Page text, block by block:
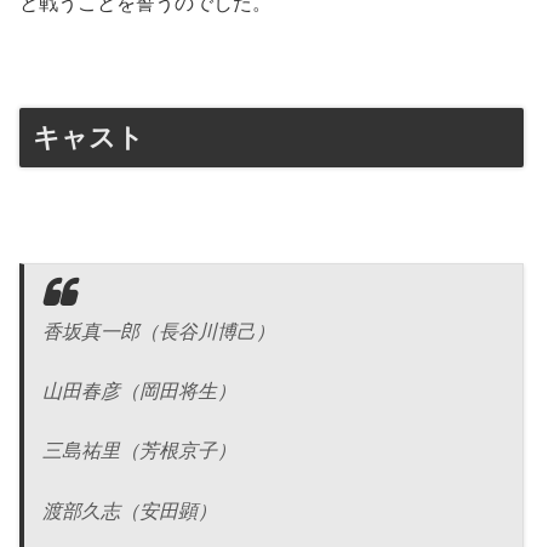
キャスト
香坂真一郎（長谷川博己）
山田春彦（岡田将生）
三島祐里（芳根京子）
渡部久志（安田顕）